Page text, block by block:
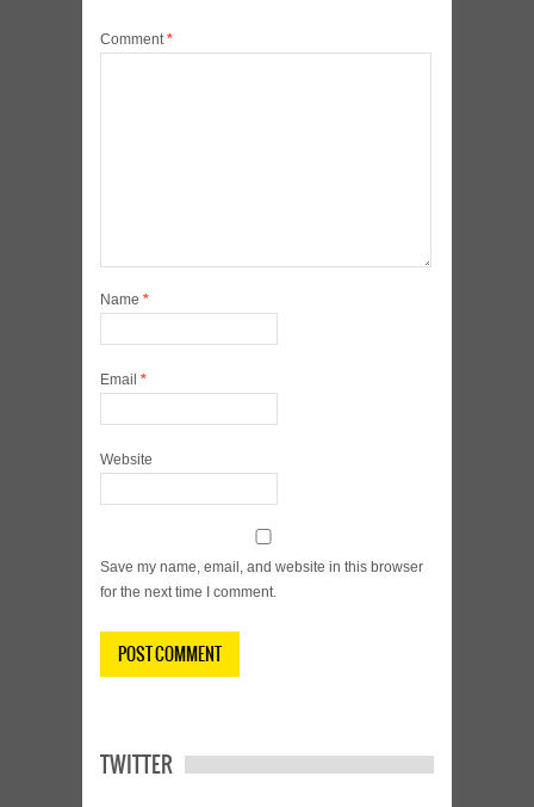
Comment*
Name *
Email *
Website
Save my name, email, and website in this browser
for the next time I comment.
TWITTER